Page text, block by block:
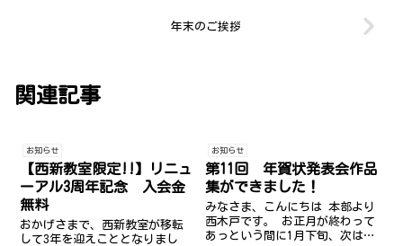
年末のご挨拶
関連記事
お知らせ
【西新教室限定!!】リニュ
ーアル3周年記念 入会金
無料
おかげさまで、西新教室が移転
して3年を迎えこととなりまし
お知らせ
第11回 年賀状発表会作品
集ができました！
みなさま、こんにちは 本部より
西木戸です。 お正月が終わって
あっという間に1月下旬、次は